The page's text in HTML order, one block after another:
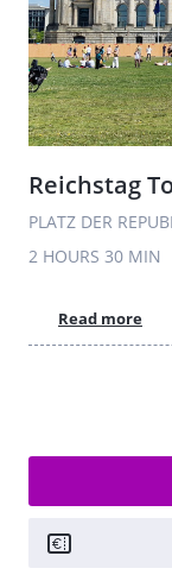
Reichstag
PLATZ DER
2 HOURS 30 MIN
Read more